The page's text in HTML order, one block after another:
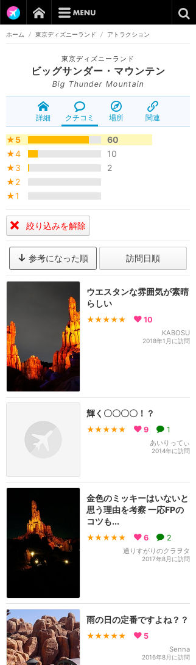
ホーム / 東京ディズニーランド / アトラクション
東京ディズニーランド
ビッグサンダー・マウンテン
Big Thunder Mountain
詳細 クチコミ 場所 関連
★5
60
★4
10
★3
2
★2
★1
絞り込みを解除
参考になった順 訪問日順
ウエスタンな雰囲気が素晴
らしい
★★★★★ 10
KABOSU
2018年1月に訪問
輝く〇〇〇〇！？
★★★★★ 9 1
あいりってぃ
2014年に訪問
金色のミッキーはいないと
思う理由を考察 一応FPの
コツも...
★★★★★ 6 2
通りすがりのクラヲタ
2017年8月に訪問
雨の日の定番ですよね？？
★★★★★ 5
Senna
2016年8月に訪問